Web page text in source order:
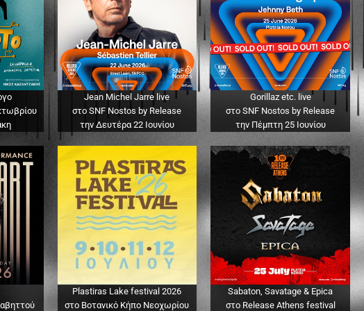
Jean Michel Jarre live
στο SNF Nostos by Release
την Δευτέρα 22 Ιουνίου
Gorillaz etc. live
στο SNF Nostos by Release
την Πέμπτη 25 Ιουνίου
Plastiras Lake festival 2026
στο Βοτανικό Κήπο Νεοχωρίου
Sabaton, Savatage & Epica
στο Release Athens festival